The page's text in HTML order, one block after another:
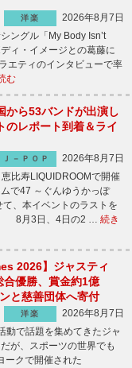
洋楽
2026年8月7日
ングル「My Body Isn’t
ィ・イメージとの葛藤に
エティのインタビューで率
む
から53バンドが出演し
のレポート到着＆ライ
Ｊ－ＰＯＰ
2026年8月7日
比寿LIQUIDROOMで開催
で47 ～ぐんゆうかっぽ
、本イベントのラストを
8月3日、4日の2 … 続き
2026】ジャスティ
合優勝、賞金約1億
と慈善団体へ寄付
洋楽
2026年8月7日
で話題を集めてきたジャ
が、スポーツの世界でも
クで開催された